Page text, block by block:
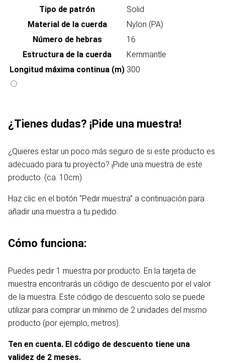
Tipo de patrón
Solid
Material de la cuerda
Nylon (PA)
Número de hebras
16
Estructura de la cuerda
Kernmantle
Longitud máxima continua (m) 300
¿Tienes dudas? ¡Pide una muestra!
¿Quieres estar un poco más seguro de si este producto es
adecuado para tu proyecto? ¡Pide una muestra de este
producto. (ca. 10cm)
Haz clic en el botón "Pedir muestra" a continuación para
añadir una muestra a tu pedido.
Cómo funciona:
Puedes pedir 1 muestra por producto. En la tarjeta de
muestra encontrarás un código de descuento por el valor
de la muestra. Este código de descuento solo se puede
utilizar para comprar un mínimo de 2 unidades del mismo
producto (por ejemplo, metros).
Ten en cuenta. El código de descuento tiene una
validez de 2 meses.